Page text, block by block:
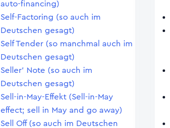
auto-financing)
Self-Factoring (so auch im
Deutschen gesagt)
Self Tender (so manchmal auch im
Deutschen gesagt)
Seller' Note (so auch im
Deutschen gesagt)
Sell-in-May-Effekt (Sell-in-May
effect; sell in May and go away)
Sell Off (so auch im Deutschen